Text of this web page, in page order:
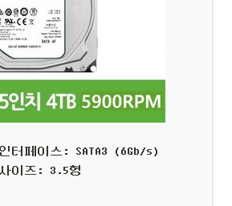
터페이스: SATA3 (6Gb/s)
이즈: 3.5형